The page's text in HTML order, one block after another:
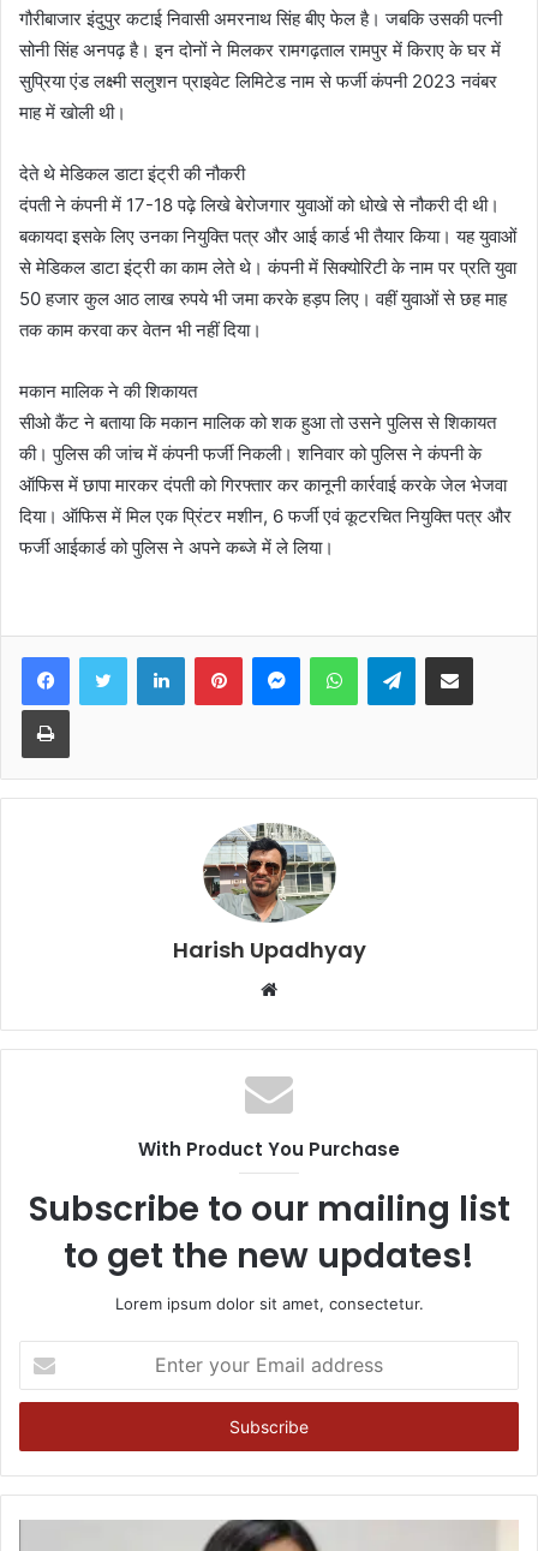
गौरीबाजार इंदुपुर कटाई निवासी अमरनाथ सिंह बीए फेल है। जबकि उसकी पत्नी
सोनी सिंह अनपढ़ है। इन दोनों ने मिलकर रामगढ़ताल रामपुर में किराए के घर में
सुप्रिया एंड लक्ष्मी सलुशन प्राइवेट लिमिटेड नाम से फर्जी कंपनी 2023 नवंबर
माह में खोली थी।
देते थे मेडिकल डाटा इंट्री की नौकरी
दंपती ने कंपनी में 17-18 पढ़े लिखे बेरोजगार युवाओं को धोखे से नौकरी दी थी।
बकायदा इसके लिए उनका नियुक्ति पत्र और आई कार्ड भी तैयार किया। यह युवाओं
से मेडिकल डाटा इंट्री का काम लेते थे। कंपनी में सिक्योरिटी के नाम पर प्रति युवा
50 हजार कुल आठ लाख रुपये भी जमा करके हड़प लिए। वहीं युवाओं से छह माह
तक काम करवा कर वेतन भी नहीं दिया।
मकान मालिक ने की शिकायत
सीओ कैंट ने बताया कि मकान मालिक को शक हुआ तो उसने पुलिस से शिकायत
की। पुलिस की जांच में कंपनी फर्जी निकली। शनिवार को पुलिस ने कंपनी के
ऑफिस में छापा मारकर दंपती को गिरफ्तार कर कानूनी कार्रवाई करके जेल भेजवा
दिया। ऑफिस में मिल एक प्रिंटर मशीन, 6 फर्जी एवं कूटरचित नियुक्ति पत्र और
फर्जी आईकार्ड को पुलिस ने अपने कब्जे में ले लिया।
FacebookTwitter LinkedInPinterestMessengerWhatsAppTelegramShare via Email
Print
Harish Upadhyay
Website
With Product You Purchase
Subscribe to our mailing list
to get the new updates!
Lorem ipsum dolor sit amet, consectetur.
your
Email